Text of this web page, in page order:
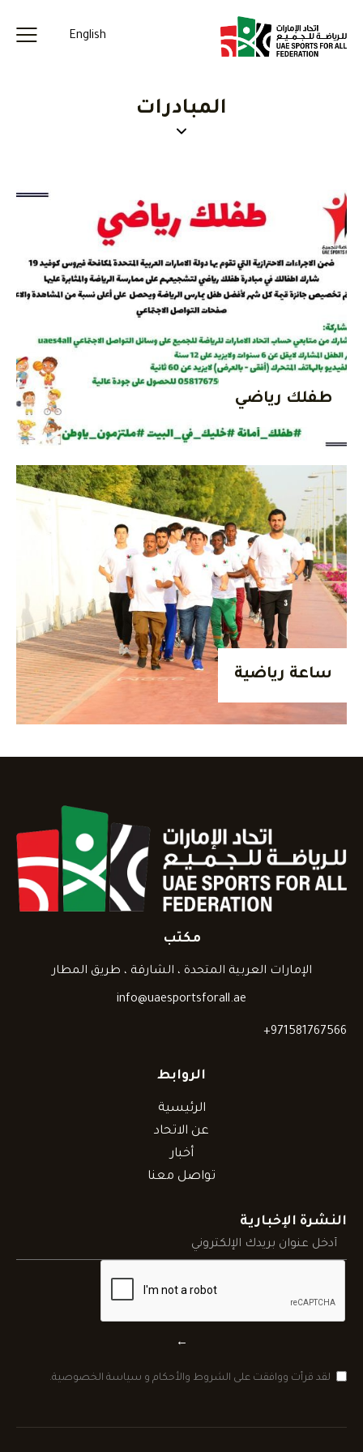
English
المبادرات
طفلك رياضي
ساعة رياضية
مكتب
الإمارات العربية المتحدة ، الشارقة ، طريق المطار
info@uaesportsforall.ae
+971581767566
الروابط
الرئيسية
عن الاتحاد
أخبار
تواصل معنا
النشرة الإخبارية
←
لقد قرأت ووافقت على الشروط والأحكام و سياسة الخصوصية.